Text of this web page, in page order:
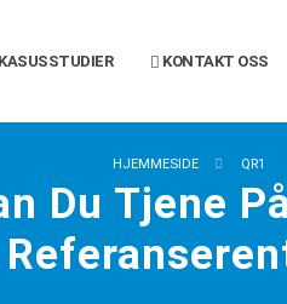
KASUSSTUDIER KONTAKT OSS
HJEMMESIDE QR1
Du Tjene